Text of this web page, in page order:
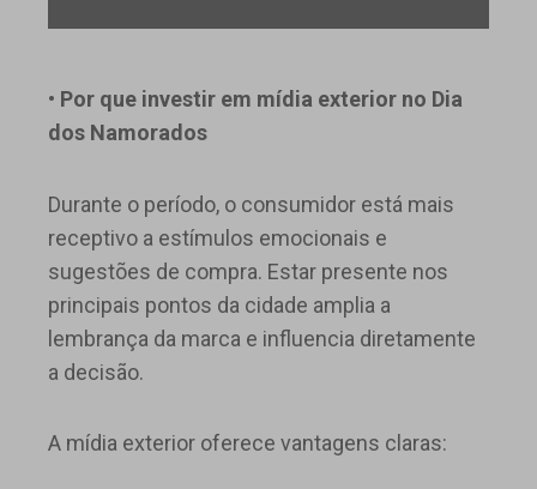
• Por que investir em mídia exterior no Dia
dos Namorados
Durante o período, o consumidor está mais
receptivo a estímulos emocionais e
sugestões de compra. Estar presente nos
principais pontos da cidade amplia a
lembrança da marca e influencia diretamente
a decisão.
A mídia exterior oferece vantagens claras: